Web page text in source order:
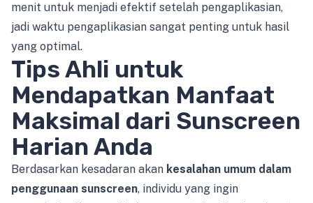
menit untuk menjadi efektif setelah pengaplikasian,
jadi waktu pengaplikasian sangat penting untuk hasil
yang optimal.
Tips Ahli untuk
Mendapatkan Manfaat
Maksimal dari Sunscreen
Harian Anda
Berdasarkan kesadaran akan kesalahan umum dalam
penggunaan sunscreen, individu yang ingin